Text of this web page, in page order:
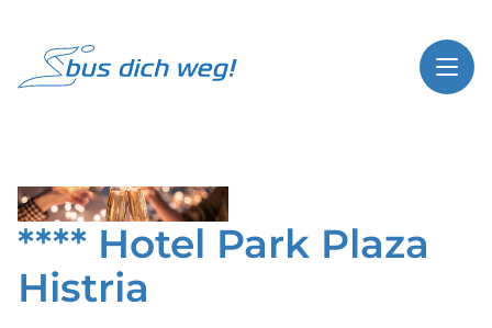
Highlights
Service
Kontakt
**** Hotel Park Plaza
Histria